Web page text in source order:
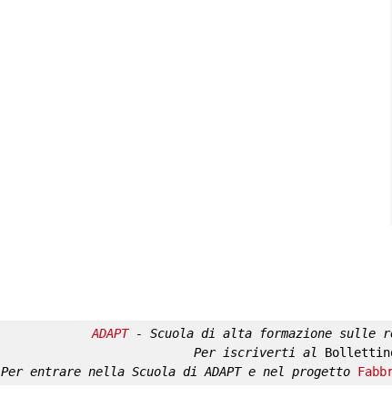
ADAPT - Scuola di alta formazione sulle
Per iscriverti al Bollettino
Per entrare nella Scuola di ADAPT e nel progetto